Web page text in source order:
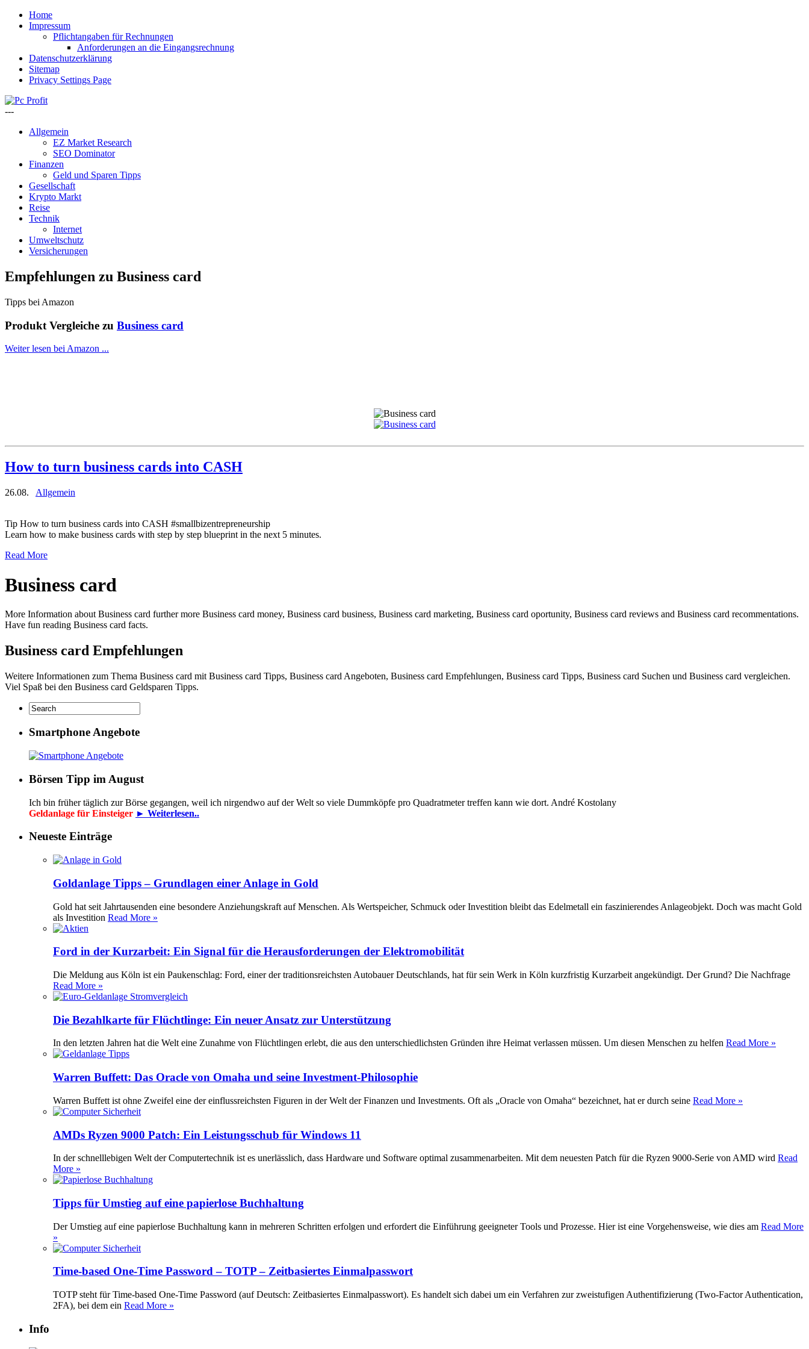
Home
Impressum
Pflichtangaben für Rechnungen
Anforderungen an die Eingangsrechnung
Datenschutzerklärung
Sitemap
Privacy Settings Page
---
Allgemein
EZ Market Research
SEO Dominator
Finanzen
Geld und Sparen Tipps
Gesellschaft
Krypto Markt
Reise
Technik
Internet
Umweltschutz
Versicherungen
Empfehlungen zu Business card
Tipps bei Amazon
Produkt Vergleiche zu Business card
Weiter lesen bei Amazon ...
How to turn business cards into CASH
26.08. Allgemein
Tip How to turn business cards into CASH #smallbizentrepreneurship
Learn how to make business cards with step by step blueprint in the next 5 minutes.
Read More
Business card
More Information about Business card further more Business card money, Business card business, Business card marketing, Business card oportunity, Business card reviews and Business card recommentations.
Have fun reading Business card facts.
Business card Empfehlungen
Weitere Informationen zum Thema Business card mit Business card Tipps, Business card Angeboten, Business card Empfehlungen, Business card Tipps, Business card Suchen und Business card vergleichen.
Viel Spaß bei den Business card Geldsparen Tipps.
Smartphone Angebote
Börsen Tipp im August
Ich bin früher täglich zur Börse gegangen, weil ich nirgendwo auf der Welt so viele Dummköpfe pro Quadrat­meter treffen kann wie dort. André Kostolany
Geldanlage für Einsteiger ► Weiterlesen..
Neueste Einträge
Goldanlage Tipps – Grundlagen einer Anlage in Gold
Gold hat seit Jahrtausenden eine besondere Anziehungskraft auf Menschen. Als Wertspeicher, Schmuck oder Investition bleibt das Edelmetall ein faszinierendes Anlageobjekt. Doch was macht Gold
als Investition Read More »
Ford in der Kurzarbeit: Ein Signal für die Herausforderungen der Elektromobilität
Die Meldung aus Köln ist ein Paukenschlag: Ford, einer der traditionsreichsten Autobauer Deutschlands, hat für sein Werk in Köln kurzfristig Kurzarbeit angekündigt. Der Grund? Die Nachfrage
Read More »
Die Bezahlkarte für Flüchtlinge: Ein neuer Ansatz zur Unterstützung
In den letzten Jahren hat die Welt eine Zunahme von Flüchtlingen erlebt, die aus den unterschiedlichsten Gründen ihre Heimat verlassen müssen. Um diesen Menschen zu helfen Read More »
Warren Buffett: Das Oracle von Omaha und seine Investment-Philosophie
Warren Buffett ist ohne Zweifel eine der einflussreichsten Figuren in der Welt der Finanzen und Investments. Oft als „Oracle von Omaha“ bezeichnet, hat er durch seine Read More »
AMDs Ryzen 9000 Patch: Ein Leistungsschub für Windows 11
In der schnelllebigen Welt der Computertechnik ist es unerlässlich, dass Hardware und Software optimal zusammenarbeiten. Mit dem neuesten Patch für die Ryzen 9000-Serie von AMD wird Read
More »
Tipps für Umstieg auf eine papierlose Buchhaltung
Der Umstieg auf eine papierlose Buchhaltung kann in mehreren Schritten erfolgen und erfordert die Einführung geeigneter Tools und Prozesse. Hier ist eine Vorgehensweise, wie dies am Read More
»
Time-based One-Time Password – TOTP – Zeitbasiertes Einmalpasswort
TOTP steht für Time-based One-Time Password (auf Deutsch: Zeitbasiertes Einmalpasswort). Es handelt sich dabei um ein Verfahren zur zweistufigen Authentifizierung (Two-Factor Authentication,
2FA), bei dem ein Read More »
Info